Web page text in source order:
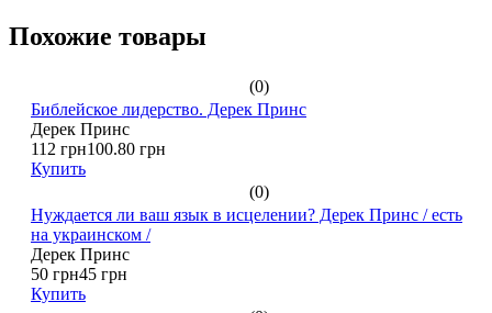
Похожие товары
(0)
Библейское лидерство. Дерек Принс
Дерек Принс
112 грн100.80 грн
Купить
(0)
Нуждается ли ваш язык в исцелении? Дерек Принс / есть
на украинском /
Дерек Принс
50 грн45 грн
Купить